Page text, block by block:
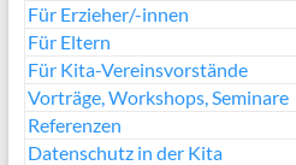
Für Erzieher/-innen
Für Eltern
Für Kita-Vereinsvorstände
Vorträge, Workshops, Seminare
Referenzen
Datenschutz in der Kita